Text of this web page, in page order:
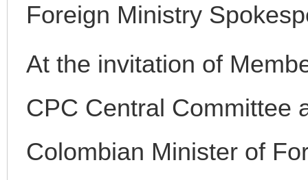
Foreign Ministry
At the invitation of
CPC Central Committee
Colombian Minister of
千年窑火 生生不息 一